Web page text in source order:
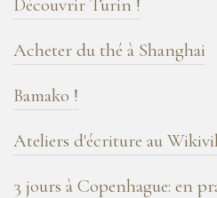
!
Découvrir Turin !
Acheter du thé à Shanghai
Bamako !
Ateliers d'écriture au
3 jours à Copenhague: en